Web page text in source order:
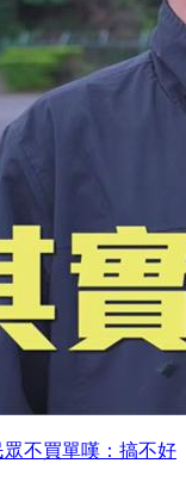
不買單嘆：搞不好